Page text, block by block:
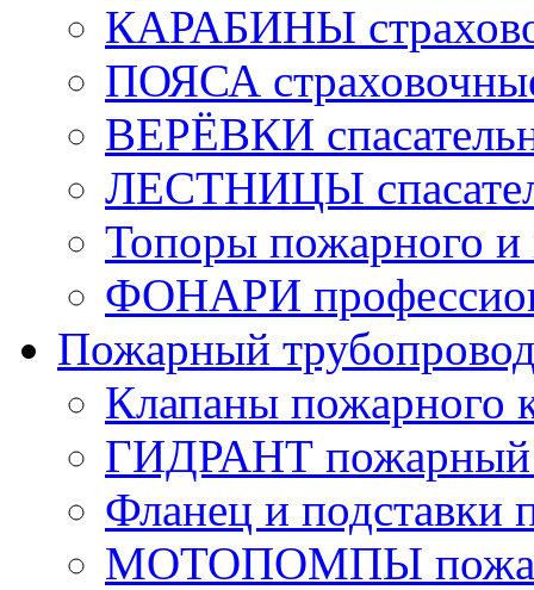
КАРАБИНЫ
ПОЯСА
ВЕРЁВКИ
ЛЕСТНИЦЫ
Топоры пожарного и
ФОНАРИ
Пожарный
Клапаны пожарного
ГИДРАНТ пожарный
Фланец и подставки
МОТОПОМПЫ